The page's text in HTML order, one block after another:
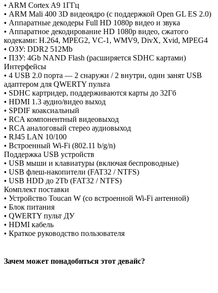
• ARM Cortex A9 1ГГц
• ARM Mali 400 3D видеоядро (с поддержкой Open GL ES 2.0)
• Аппаратные декодеры Full HD 1080p видео и звука
• Аппаратное декодирование HD 1080p видео, сжатого
кодеками: H.264, MPEG2, VC-1, WMV9, DivX, Xvid, MPEG4
• ОЗУ: DDR2 512Mb
• ПЗУ: 4Gb NAND Flash (расширяется SDHC картами)
Интерфейсы
• 4 USB 2.0 порта — 2 снаружи / 2 внутри, один занят USB
адаптером для QWERTY пульта
• SDHC картридер, поддерживаются карты до 32Гб
• HDMI 1.3 аудио/видео выход
• SPDIF коаксиальный
• RCA компонентный видеовыход
• RCA аналоговый стерео аудиовыход
• RJ45 LAN 10/100
• Встроенный Wi-Fi (802.11 b/g/n)
Поддержка USB устройств
• USB мыши и клавиатуры (включая беспроводные)
• USB флеш-накопители (FAT32 / NTFS)
• USB HDD до 2Tb (FAT32 / NTFS)
Комплект поставки
• Устройство Toucan W (со встроенной Wi-Fi антенной)
• Блок питания
• QWERTY пульт ДУ
• HDMI кабель
• Краткое руководство пользователя
Зачем может понадобиться этот девайс?